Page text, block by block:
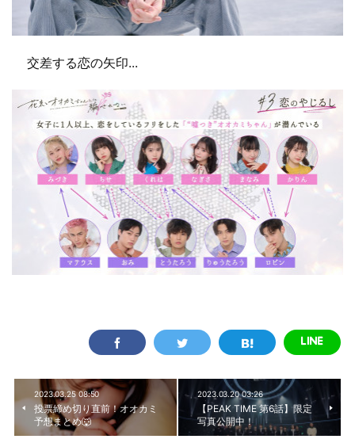
交差する恋の矢印...
2023.03.25 08:50
投票締め切り直前！オオカミ
予想まとめ🐺
2023.03.20 03:26
【PEAK TIME 第6話】限定
写真公開中！